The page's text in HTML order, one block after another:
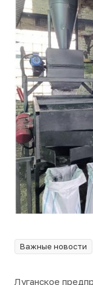
Важные новости
Луганское